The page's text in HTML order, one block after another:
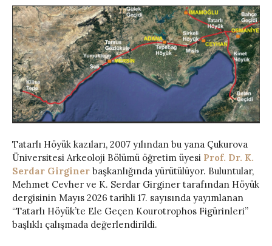
Tatarlı Höyük kazıları, 2007 yılından bu yana Çukurova
Üniversitesi Arkeoloji Bölümü öğretim üyesi Prof. Dr. K.
Serdar Girginer başkanlığında yürütülüyor. Buluntular,
Mehmet Cevher ve K. Serdar Girginer tarafından Höyük
dergisinin Mayıs 2026 tarihli 17. sayısında yayımlanan
“Tatarlı Höyük’te Ele Geçen Kourotrophos Figürinleri”
başlıklı çalışmada değerlendirildi.